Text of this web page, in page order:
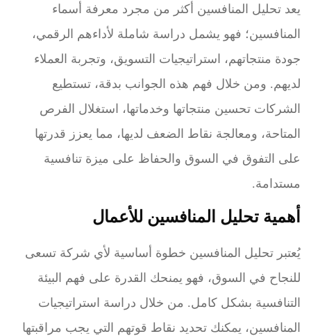
يعد تحليل المنافسين أكثر من مجرد معرفة أسماء
المنافسين؛ فهو يشمل دراسة شاملة لأداءهم الرقمي،
جودة منتجاتهم، استراتيجيات التسويق، وتجربة العملاء
لديهم. ومن خلال فهم هذه الجوانب بدقة، تستطيع
الشركات تحسين منتجاتها وخدماتها، استغلال الفرص
المتاحة، ومعالجة نقاط الضعف لديها، مما يعزز قدرتها
على التفوق في السوق والحفاظ على ميزة تنافسية
مستدامة.
أهمية تحليل المنافسين للأعمال
يُعتبر تحليل المنافسين خطوة أساسية لأي شركة تسعى
للنجاح في السوق، فهو يمنحك القدرة على فهم البيئة
التنافسية بشكل كامل. من خلال دراسة استراتيجيات
المنافسين، يمكنك تحديد نقاط قوتهم التي يجب مراقبتها